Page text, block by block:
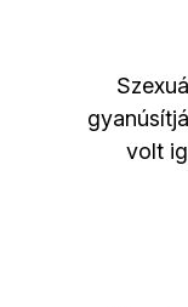
volt